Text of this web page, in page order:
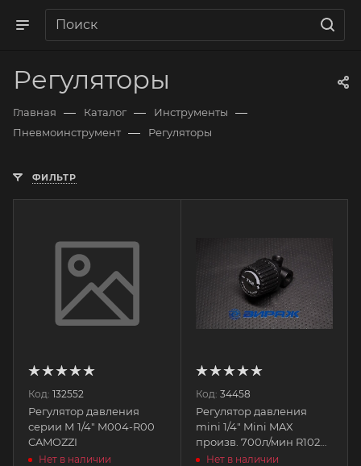
Регуляторы
Главная — Каталог — Инструменты —
Пневмоинструмент — Регуляторы
ФИЛЬТР
Код: 132552
Регулятор давления
серии М 1/4" M004-R00
CAMOZZI
Нет в наличии
Код: 34458
Регулятор давления
mini 1/4" Mini MAX
произв. 700л/мин R102G
THBНет в наличии